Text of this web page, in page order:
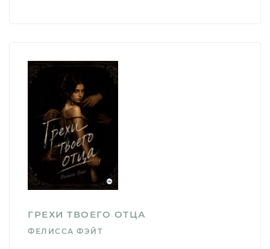
ГРЕХИ ТВОЕГО ОТЦА
ФЕЛИССА ФЭЙТ